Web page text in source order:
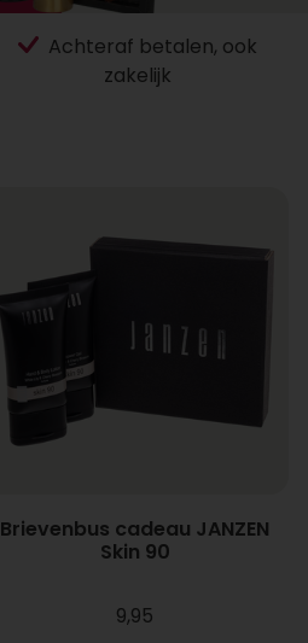
Achteraf betalen, ook
zakelijk
Brievenbus cadeau JANZEN
Skin 90
9,95